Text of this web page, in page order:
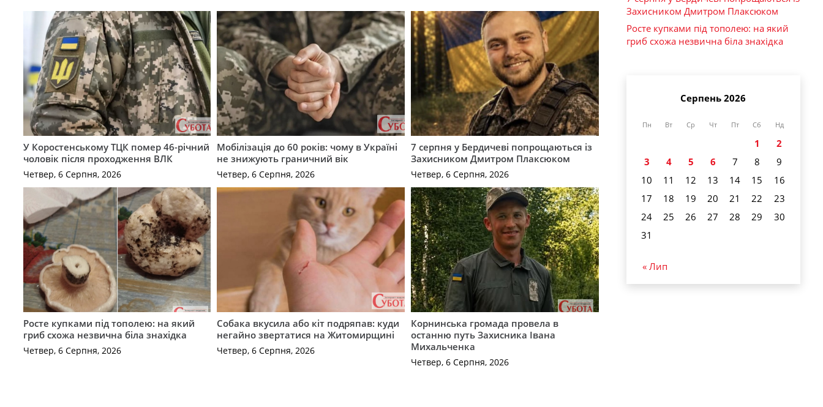
У Коростенському ТЦК помер 46-річний
чоловік після проходження ВЛК
Четвер, 6 Серпня, 2026
Мобілізація до 60 років: чому в Україні
не знижують граничний вік
Четвер, 6 Серпня, 2026
7 серпня у Бердичеві попрощаються із
Захисником Дмитром Плаксюком
Четвер, 6 Серпня, 2026
Росте купками під тополею: на який
гриб схожа незвична біла знахідка
Четвер, 6 Серпня, 2026
Собака вкусила або кіт подряпав: куди
негайно звертатися на Житомирщині
Четвер, 6 Серпня, 2026
Корнинська громада провела в
останню путь Захисника Івана
Михальченка
Четвер, 6 Серпня, 2026
Захисником Дмитром Плаксюком
Росте купками під тополею: на який
гриб схожа незвична біла знахідка
Серпень 2026
Пн Вт Ср Чт Пт Сб Нд
1
2
3
4 5 6 7 8
9
10
11 12 13 14 15
16
17
18 19 20 21 22
23
24
25 26 27 28 29
30
31
« Лип